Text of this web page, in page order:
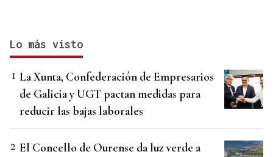
Lo más visto
La Xunta, Confederación de Empresarios
de Galicia y UGT pactan medidas para
reducir las bajas laborales
El Concello de Ourense da luz verde a